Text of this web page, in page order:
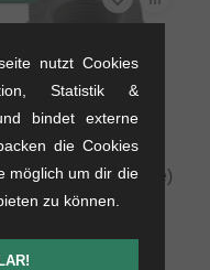
Odyssey BMX "V3"
(Non-Drive-Side)
0.02 kg
nutzt Cookies
Statistik &
bindet externe
die Cookies
möglich um dir die
zu können.